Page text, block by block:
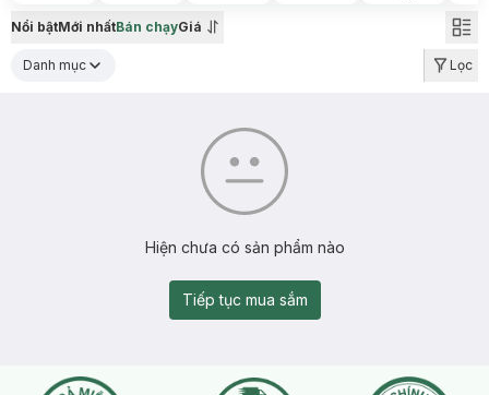
Nổi bậtMới nhấtBán chạyGiá
Danh mục Lọc
Hiện chưa có sản phẩm nào
Tiếp tục mua sắm